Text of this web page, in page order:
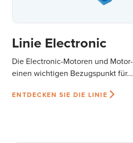
Linie Electronic
Die Electronic-Motoren und
einen wichtigen Bezugspunkt für...
ENTDECKEN SIE DIE LINIE